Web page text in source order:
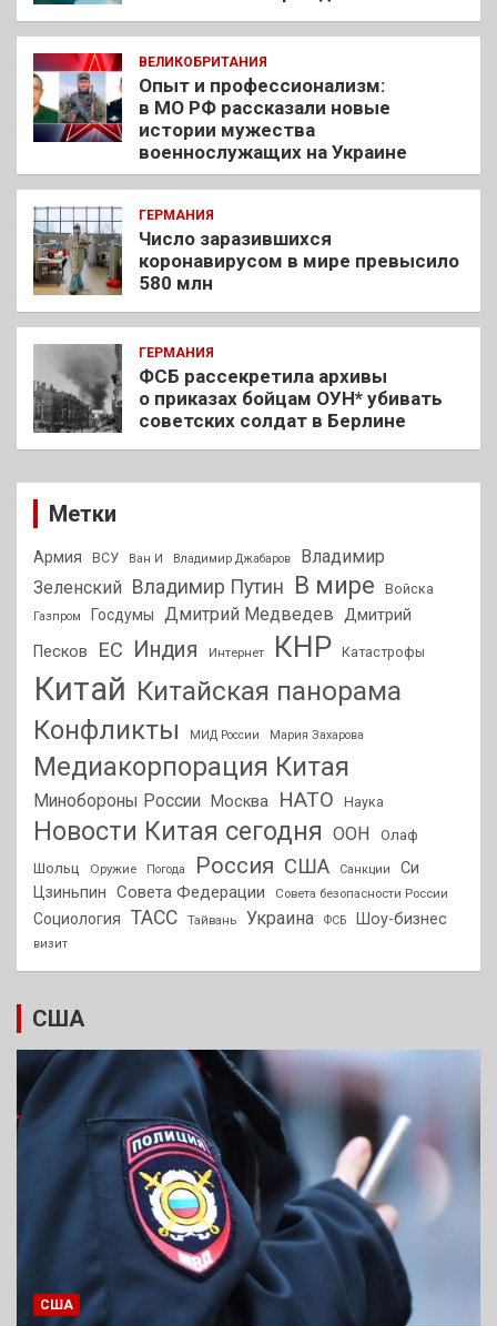
ВЕЛИКОБРИТАНИЯ
Опыт и профессионализм:
в МО РФ рассказали новые
истории мужества
военнослужащих на Украине
ГЕРМАНИЯ
Число заразившихся
коронавирусом в мире превысило
580 млн
ГЕРМАНИЯ
ФСБ рассекретила архивы
о приказах бойцам ОУН* убивать
советских солдат в Берлине
Метки
Армия ВСУ Ван И Владимир Джабаров
Владимир
Зеленский Владимир Путин В мире Войска
Газпром Госдумы Дмитрий Медведев Дмитрий
Песков
ЕС Индия Интернет КНР Катастрофы
Китай Китайская панорама
Конфликты
МИД России Мария Захарова
Медиакорпорация Китая
Минобороны России Москва НАТО Наука
Новости Китая сегодня ООН
Олаф
Шольц
Оружие Погода Россия США Санкции
Си
Цзиньпин Совета Федерации Совета безопасности России
Социология ТАСС Тайвань Украина ФСБ Шоу-бизнес
визит
США
США